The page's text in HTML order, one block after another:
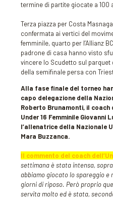
termine di partite giocate a 100
Terza piazza per Costa
confermata ai vertici del
femminile, quarto per l’Allianz
padrone di casa hanno visto
vincere lo Scudetto sul
della semifinale persa con
Alla fase finale del torneo
capo delegazione della
Roberto Brunamonti, il coach
Under 16 Femminile Giovanni
l’allenatrice della Nazionale
Mara Buzzanca.
Il commento del coach
settimana è stata intensa,
abbiamo giocato lo spareggio e
giorni di riposo. Però proprio
servita molto ed è stata,